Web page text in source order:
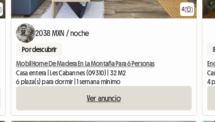
4
2038 MXN / noche
Por descubrir
Mobil Home De Madera En La Montaña Para 6 Personas
Casa entera | Les Cabannes (09310) | 32 M2
6 plaza(s) para dormir | 1 semana mínimo
Ver anuncio
4